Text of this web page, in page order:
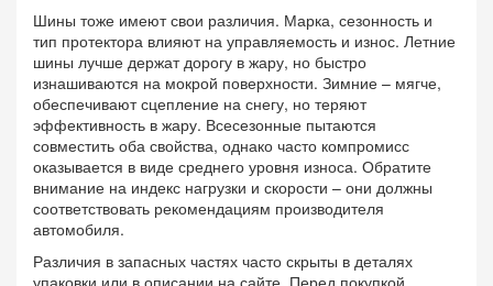
Шины тоже имеют свои различия. Марка, сезонность и
тип протектора влияют на управляемость и износ. Летние
шины лучше держат дорогу в жару, но быстро
изнашиваются на мокрой поверхности. Зимние – мягче,
обеспечивают сцепление на снегу, но теряют
эффективность в жару. Всесезонные пытаются
совместить оба свойства, однако часто компромисс
оказывается в виде среднего уровня износа. Обратите
внимание на индекс нагрузки и скорости – они должны
соответствовать рекомендациям производителя
автомобиля.
Различия в запасных частях часто скрыты в деталях
упаковки или в описании на сайте. Перед покупкой